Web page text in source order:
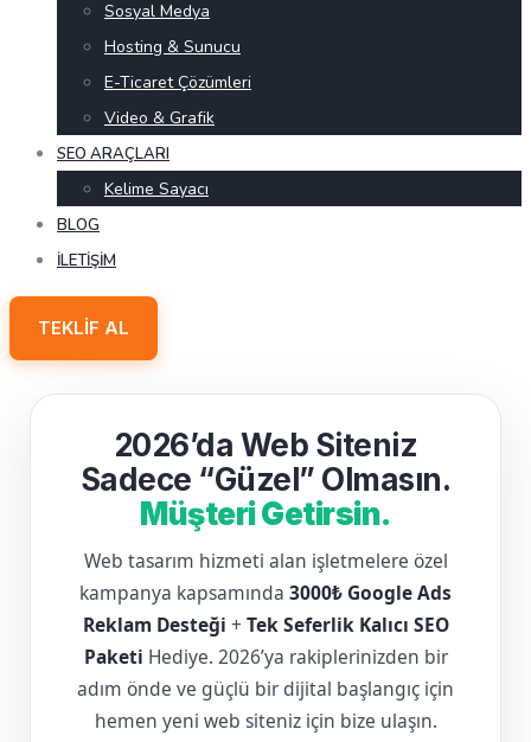
Sosyal Medya
Hosting & Sunucu
E-Ticaret Çözümleri
Video & Grafik
SEO ARAÇLARI
Kelime Sayacı
BLOG
İLETIŞIM
TEKLIF AL
2026’da Web Siteniz
Sadece “Güzel” Olmasın.
Müşteri Getirsin.
Web tasarım hizmeti alan işletmelere özel
kampanya kapsamında 3000₺ Google Ads
Reklam Desteği + Tek Seferlik Kalıcı SEO
Paketi Hediye. 2026’ya rakiplerinizden bir
adım önde ve güçlü bir dijital başlangıç için
hemen yeni web siteniz için bize ulaşın.